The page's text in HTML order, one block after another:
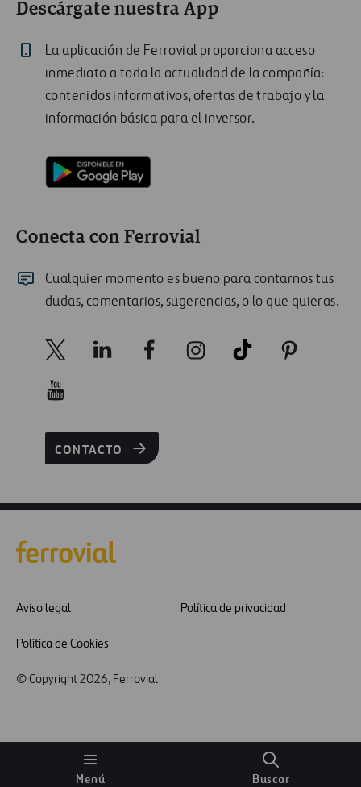
Menú Buscar
Descárgate nuestra App
La aplicación de Ferrovial proporciona acceso
inmediato a toda la actualidad de la compañía:
contenidos informativos, ofertas de trabajo y la
información básica para el inversor.
Conecta con Ferrovial
Cualquier momento es bueno para contarnos tus
dudas, comentarios, sugerencias, o lo que quieras.
CONTACTO
Aviso legal Política de privacidad
Política de Cookies
© Copyright 2026, Ferrovial